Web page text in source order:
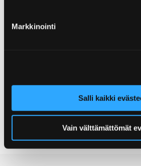
Markkinointi
Salli kaikki
Vain välttämättömät
info@lentavamokki.fi
28100 Pori